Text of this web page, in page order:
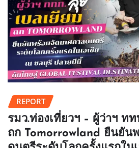
REPORT
รมว.ท่องเที่ยวฯ – ผู้ว่าฯ ทท
ถก Tomorrowland ยืนยัน